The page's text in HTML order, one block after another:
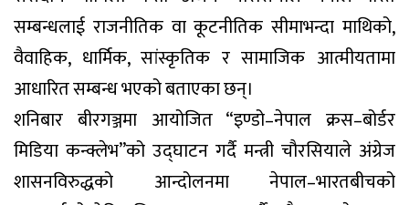
सम्बन्धलाई राजनीतिक वा कूटनीतिक सीमाभन्दा माथिको,
वैवाहिक, धार्मिक, सांस्कृतिक र सामाजिक आत्मीयतामा
आधारित सम्बन्ध भएको बताएका छन्।
शनिबार बीरगञ्जमा आयोजित “इण्डो–नेपाल क्रस–बोर्डर
मिडिया कन्क्लेभ”को उद्घाटन गर्दै मन्त्री चौरसियाले अंग्रेज
शासनविरुद्धको आन्दोलनमा नेपाल–भारतबीचको